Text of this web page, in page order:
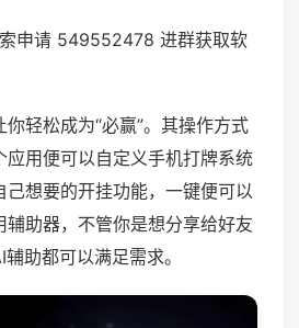
申请 549552478 进群获取软
轻松成为“必赢”。其操作方式
应用便可以自定义手机打牌系统
己想要的开挂功能，一键便可以
辅助器，不管你是想分享给好友
助都可以满足需求。